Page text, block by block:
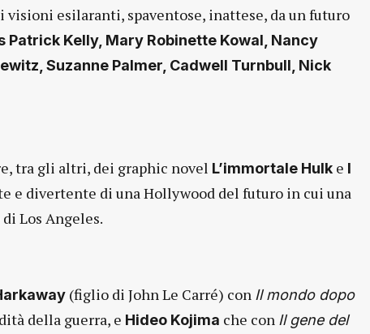
esilaranti, spaventose, inattese, da un futuro
Patrick Kelly, Mary Robinette Kowal, Nancy
Suzanne Palmer, Cadwell Turnbull, Nick
tra gli altri, dei graphic novel L’immortale Hulk e I
e divertente di una Hollywood del futuro in cui una
Los Angeles.
(figlio di John Le Carré) con Il mondo dopo
della guerra, e Hideo Kojima che con Il gene del